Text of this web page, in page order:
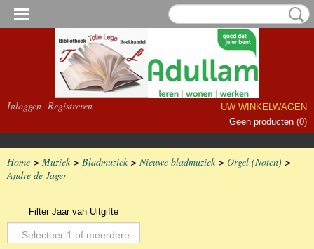
Inloggen Registreren
UW WINKELWAGEN
Geen producten (0)
Home > Muziek> Bladmuziek> Nieuwe bladmuziek> Orgel (Noten) >
Andre de Jager
Filter Jaar van Uitgifte
Selecteer 1 of meerdere